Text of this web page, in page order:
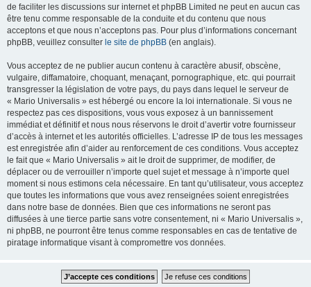
de faciliter les discussions sur internet et phpBB Limited ne peut en aucun cas
être tenu comme responsable de la conduite et du contenu que nous
acceptons et que nous n’acceptons pas. Pour plus d’informations concernant
phpBB, veuillez consulter le site de phpBB (en anglais).
Vous acceptez de ne publier aucun contenu à caractère abusif, obscène,
vulgaire, diffamatoire, choquant, menaçant, pornographique, etc. qui pourrait
transgresser la législation de votre pays, du pays dans lequel le serveur de
« Mario Universalis » est hébergé ou encore la loi internationale. Si vous ne
respectez pas ces dispositions, vous vous exposez à un bannissement
immédiat et définitif et nous nous réservons le droit d’avertir votre fournisseur
d’accès à internet et les autorités officielles. L’adresse IP de tous les messages
est enregistrée afin d’aider au renforcement de ces conditions. Vous acceptez
le fait que « Mario Universalis » ait le droit de supprimer, de modifier, de
déplacer ou de verrouiller n’importe quel sujet et message à n’importe quel
moment si nous estimons cela nécessaire. En tant qu’utilisateur, vous acceptez
que toutes les informations que vous avez renseignées soient enregistrées
dans notre base de données. Bien que ces informations ne seront pas
diffusées à une tierce partie sans votre consentement, ni « Mario Universalis »,
ni phpBB, ne pourront être tenus comme responsables en cas de tentative de
piratage informatique visant à compromettre vos données.